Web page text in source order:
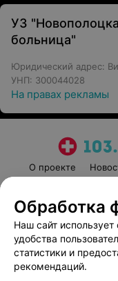
УЗ
больница"
Юридический адрес:
УНП: 300044028
На правах рекламы
О проекте
Обработка
Наш сайт
удобства
статистики и
рекомендаций.